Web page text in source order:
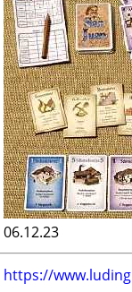
06.12.23
https://